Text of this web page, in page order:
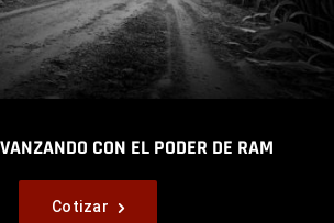
CON EL PODER DE RAM
Cotizar